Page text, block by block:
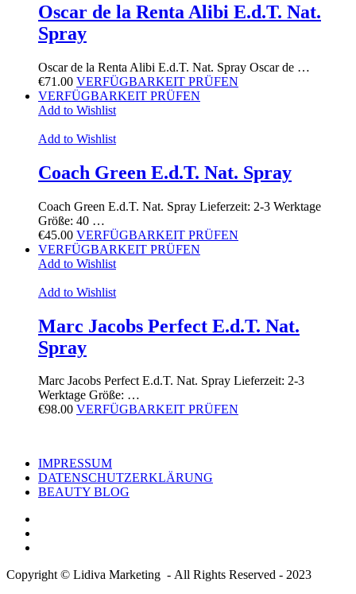
Oscar de la Renta Alibi E.d.T. Nat.
Spray
Oscar de la Renta Alibi E.d.T. Nat. Spray Oscar de …
€71.00 VERFÜGBARKEIT PRÜFEN
VERFÜGBARKEIT PRÜFEN
Add to Wishlist
Add to Wishlist
Coach Green E.d.T. Nat. Spray
Coach Green E.d.T. Nat. Spray Lieferzeit: 2-3 Werktage
Größe: 40 …
€45.00 VERFÜGBARKEIT PRÜFEN
VERFÜGBARKEIT PRÜFEN
Add to Wishlist
Add to Wishlist
Marc Jacobs Perfect E.d.T. Nat.
Spray
Marc Jacobs Perfect E.d.T. Nat. Spray Lieferzeit: 2-3
Werktage Größe: …
€98.00 VERFÜGBARKEIT PRÜFEN
IMPRESSUM
DATENSCHUTZERKLÄRUNG
BEAUTY BLOG
Copyright © Lidiva Marketing - All Rights Reserved - 2023